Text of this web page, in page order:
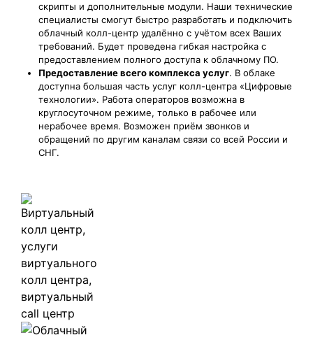
скрипты и дополнительные модули. Наши технические
специалисты смогут быстро разработать и подключить
облачный колл-центр удалённо с учётом всех Ваших
требований. Будет проведена гибкая настройка с
предоставлением полного доступа к облачному ПО.
Предоставление всего комплекса услуг. В облаке
доступна большая часть услуг колл-центра «Цифровые
технологии». Работа операторов возможна в
круглосуточном режиме, только в рабочее или
нерабочее время. Возможен приём звонков и
обращений по другим каналам связи со всей России и
СНГ.